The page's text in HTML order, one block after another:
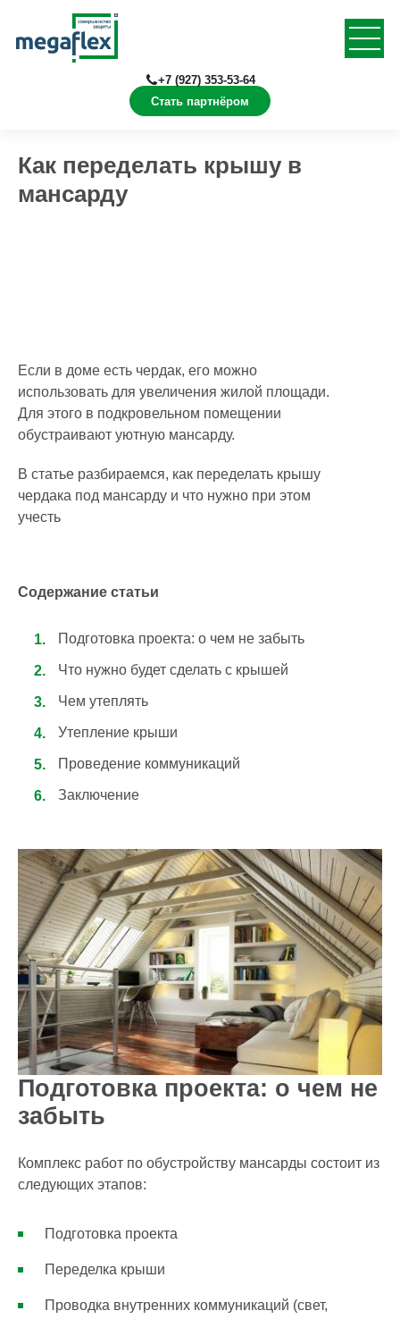
Стать партнёром
+7 (927) 353-53-64
Как переделать крышу в
мансарду
Если в доме есть чердак, его можно
использовать для увеличения жилой площади.
Для этого в подкровельном помещении
обустраивают уютную мансарду.
В статье разбираемся, как переделать крышу
чердака под мансарду и что нужно при этом
учесть
Содержание статьи
Подготовка проекта: о чем не забыть
Что нужно будет сделать с крышей
Чем утеплять
Утепление крыши
Проведение коммуникаций
Заключение
Подготовка проекта: о чем не
забыть
Комплекс работ по обустройству мансарды состоит из
следующих этапов:
Подготовка проекта
Переделка крыши
Проводка внутренних коммуникаций (свет,